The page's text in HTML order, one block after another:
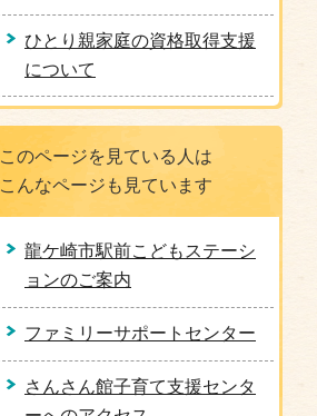
ひとり親家庭の資格取得支援
について
このページを見ている人は
こんなページも見ています
龍ケ崎市駅前こどもステーシ
ョンのご案内
ファミリーサポートセンター
さんさん館子育て支援センタ